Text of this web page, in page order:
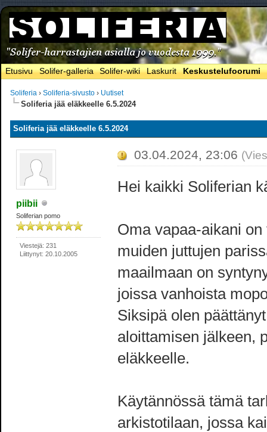
Etusivu Solifer-galleria Solifer-wiki Laskurit Keskustelufoorumi
Soliferia ›Soliferia-sivusto › Uutiset
Soliferia jää eläkkeelle 6.5.2024
Soliferia jää eläkkeelle 6.5.2024
piibii
Soliferian pomo
Viestejä: 231
Liittynyt: 20.10.2005
03.04.2024, 23:06
Hei kaikki Soliferian
Oma vapaa-aikani
muiden juttujen
maailmaan on
joissa vanhoista
Siksipä olen
aloittamisen jälkeen,
eläkkeelle.
Käytännössä tämä
arkistotilaan, jossa